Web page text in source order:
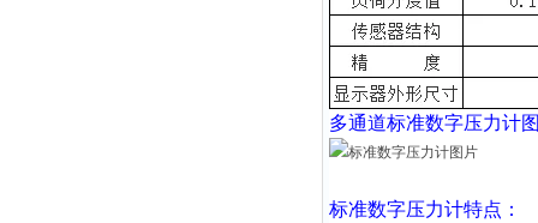
多通道标准数字压力计
标准数字压力计特点：